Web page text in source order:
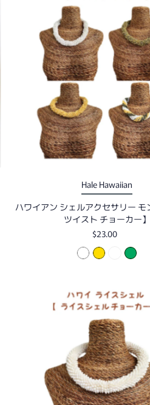
Hale Hawaiian
ハワイアン シェルアクセサリー モ
ツイスト チョーカー】
$23.00